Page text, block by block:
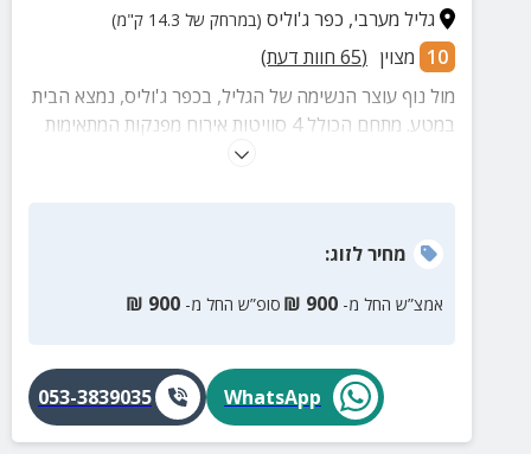
גליל מערבי, כפר ג'וליס (במרחק של 14.3 ק"מ)
10 מצוין (
65 חוות דעת)
מול נוף עוצר הנשימה של הגליל, בכפר ג'וליס, נמצא הבית
במטע. מתחם הכולל 4 סוויטות אירוח מפנקות המתאימות
לחופשה זוגית או משפחתית. אפשרות לארוחת בוקר דרוזית
מחירלזוג:
אמצ”ש החל מ- 900
₪ סופ”ש החל מ- 900
₪
WhatsApp
053-3839035